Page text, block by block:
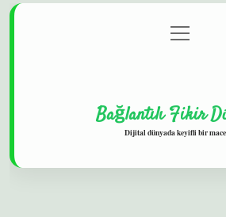
Gizlilik Politikası
menüyü
aç
Bağlantılı Fikir
Dijital dünyada keyifli bir